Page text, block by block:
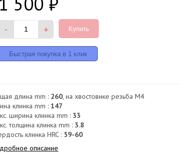
- + Купить
длина mm : 260 , на хвостовике резьба М4
клинка mm :147
ширина клинка mm : 33
толщина клинка mm : 3.8
клинка HRC : 59-60
описание